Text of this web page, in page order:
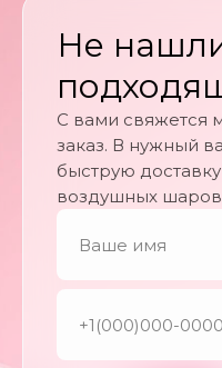
Не
С вами свяжется
заказ. В нужный
быструю
воздушных